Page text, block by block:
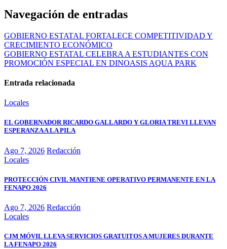
Navegación de entradas
GOBIERNO ESTATAL FORTALECE COMPETITIVIDAD Y
CRECIMIENTO ECONÓMICO
GOBIERNO ESTATAL CELEBRA A ESTUDIANTES CON
PROMOCIÓN ESPECIAL EN DINOASIS AQUA PARK
Entrada relacionada
Locales
EL GOBERNADOR RICARDO GALLARDO Y GLORIA TREVI LLEVAN
ESPERANZA A LA PILA
Ago 7, 2026 Redacción
Locales
PROTECCIÓN CIVIL MANTIENE OPERATIVO PERMANENTE EN LA
FENAPO 2026
Ago 7, 2026 Redacción
Locales
CJM MÓVIL LLEVA SERVICIOS GRATUITOS A MUJERES DURANTE
LA FENAPO 2026